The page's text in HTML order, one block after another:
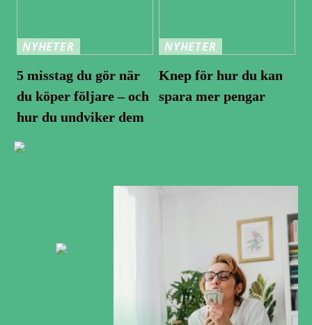
NYHETER
5 misstag du gör när
du köper följare – och
hur du undviker dem
NYHETER
Knep för hur du kan
spara mer pengar